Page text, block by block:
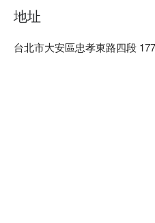
動項目
天氣影響：如遇天氣等不可
音樂帶給成長中孩子們的刺激
腦部開發也相當有幫助，而如
——先喜歡上音樂，學樂器作
地址
台北市大安區忠孝東路四段